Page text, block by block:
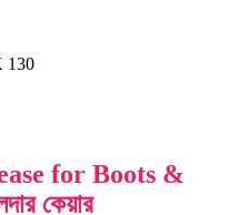
130
for Boots &
কেয়ার